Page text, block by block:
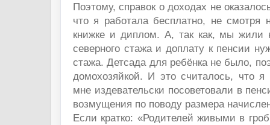
Поэтому, справок о доходах не
что я работала бесплатно, не смотря
книжке и диплом. А, так как, мы жили
северного стажа и доплату к пенсии
стажа. Детсада для ребёнка не было,
домохозяйкой. И это считалось, что я
мне издевательски посоветовали в
возмущения по поводу размера
Если кратко: «Родителей живыми в